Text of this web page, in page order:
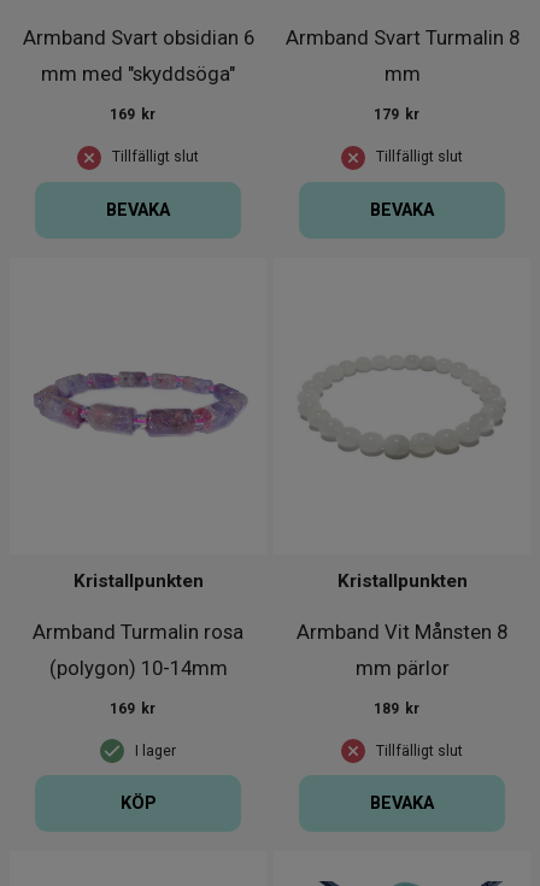
Armband Svart obsidian 6
mm med "skyddsöga"
Tillfälligt slut
169 kr
BEVAKA
Armband Svart Turmalin 8
mm
Tillfälligt slut
179 kr
BEVAKA
Armband Turmalin rosa
(polygon) 10-14mm
Kristallpunkten
I lager
169 kr
KÖP
Armband Vit Månsten 8
mm pärlor
Kristallpunkten
Tillfälligt slut
189 kr
BEVAKA